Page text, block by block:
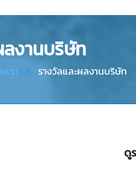
ลงานบริษัท
เรา รางวัลและผลงานบริษัท
ดู